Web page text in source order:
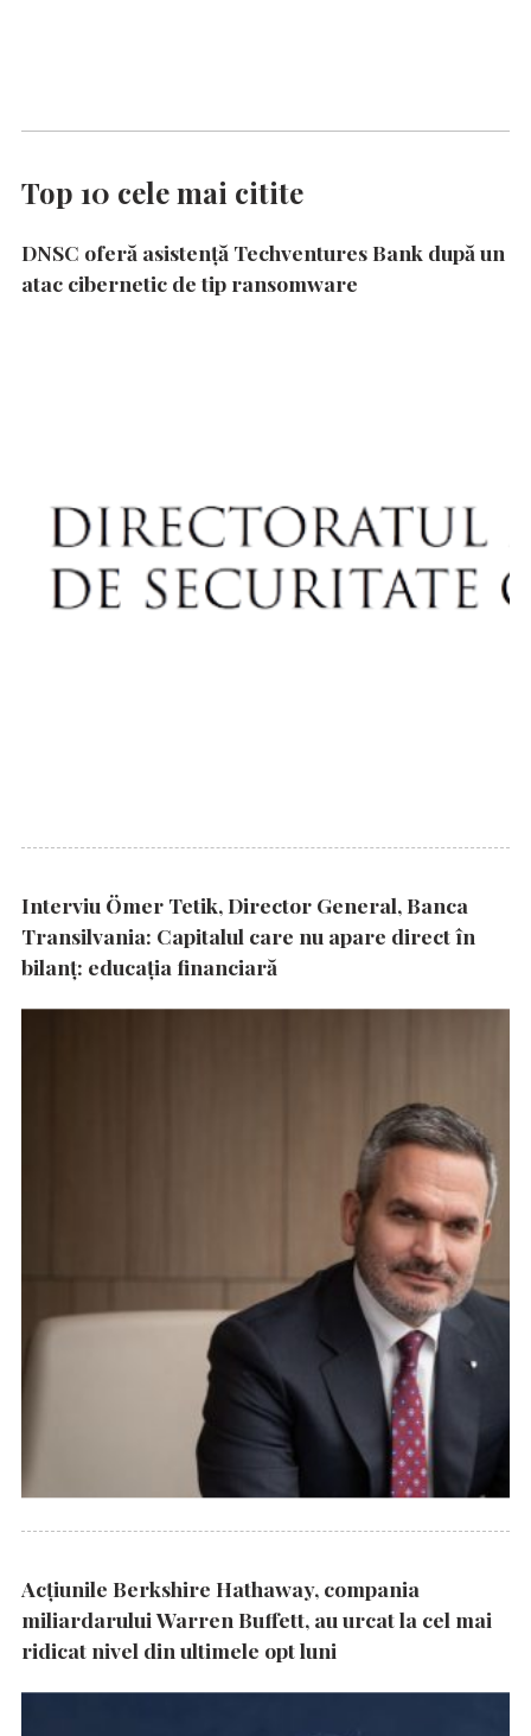
Top 10 cele mai citite
DNSC oferă asistență Techventures Bank după un
atac cibernetic de tip ransomware
Interviu Ömer Tetik, Director General, Banca
Transilvania: Capitalul care nu apare direct în
bilanț: educația financiară
Acțiunile Berkshire Hathaway, compania
miliardarului Warren Buffett, au urcat la cel mai
ridicat nivel din ultimele opt luni